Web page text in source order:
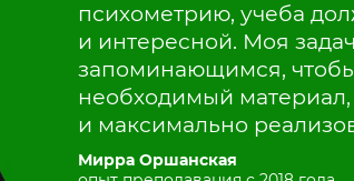
психометрию, учеба
и интересной. Моя
запоминающимся,
необходимый
и максимально
Мирра Оршанская